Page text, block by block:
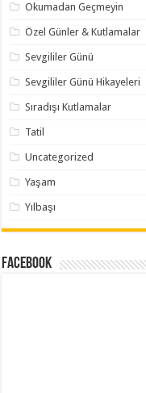
Okumadan Geçmeyin
Özel Günler & Kutlamalar
Sevgililer Günü
Sevgililer Günü Hikayeleri
Sıradışı Kutlamalar
Tatil
Uncategorized
Yaşam
Yılbaşı
Facebook